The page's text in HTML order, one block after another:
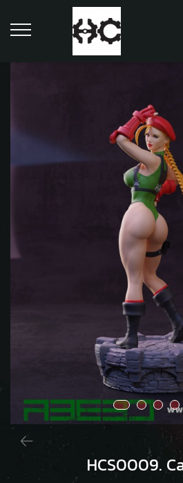
HCS0009.